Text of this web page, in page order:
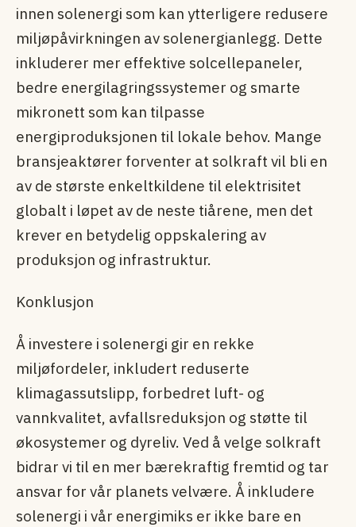
innen solenergi som kan ytterligere redusere
miljøpåvirkningen av solenergianlegg. Dette
inkluderer mer effektive solcellepaneler,
bedre energilagringssystemer og smarte
mikronett som kan tilpasse
energiproduksjonen til lokale behov. Mange
bransjeaktører forventer at solkraft vil bli en
av de største enkeltkildene til elektrisitet
globalt i løpet av de neste tiårene, men det
krever en betydelig oppskalering av
produksjon og infrastruktur.
Konklusjon
Å investere i solenergi gir en rekke
miljøfordeler, inkludert reduserte
klimagassutslipp, forbedret luft- og
vannkvalitet, avfallsreduksjon og støtte til
økosystemer og dyreliv. Ved å velge solkraft
bidrar vi til en mer bærekraftig fremtid og tar
ansvar for vår planets velvære. Å inkludere
solenergi i vår energimiks er ikke bare en